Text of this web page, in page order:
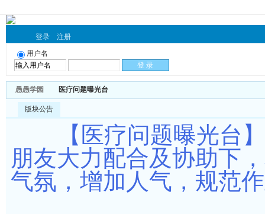
登录 注册
用户名
愚愚学园 医疗问题曝光台
版块公告
【医疗问题曝光台】
朋友大力配合及协助下
气氛，增加人气，规范